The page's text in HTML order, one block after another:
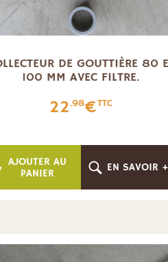
DE GOUTTIÈRE 80
100 MM AVEC FILTRE.
22.98€TTC
AJOUTER AU
PANIER
EN SAVOIR +